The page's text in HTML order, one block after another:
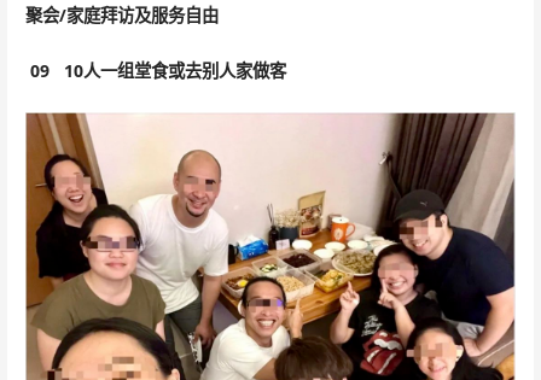
聚会/家庭拜访及服务自由
09 10人一组堂食或去别人家做客